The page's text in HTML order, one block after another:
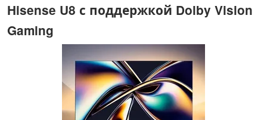
Hisense U8 с поддержкой Dolby Vision
Gaming